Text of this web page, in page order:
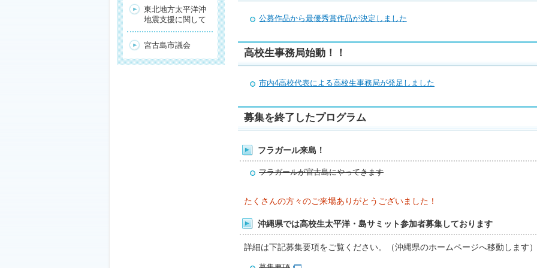
公募作品から最優秀賞作品が決定しました
高校生事務局始動！！
市内4高校代表による高校生事務局が発足しました
募集を終了したプログラム
フラガール来島！
フラガールが宮古島にやってきます
たくさんの方々のご来場ありがとうございました！
沖縄県では高校生太平洋・島サミット参加者募集しております
詳細は下記募集要項をご覧ください。（沖縄県のホームページへ移動します）
東北地方太平洋沖
地震支援に関して
宮古島市議会